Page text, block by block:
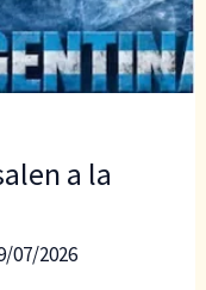
a la
07/2026